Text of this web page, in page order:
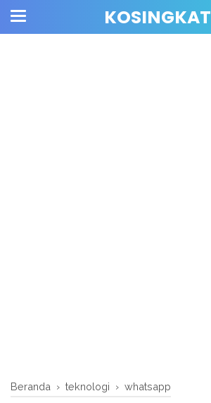
KOSINGKAT
Beranda › teknologi › whatsapp